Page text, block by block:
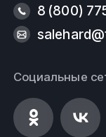
8 (800)
Социальные